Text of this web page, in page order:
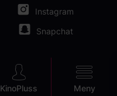
KinoPluss Meny
Instagram
Snapchat